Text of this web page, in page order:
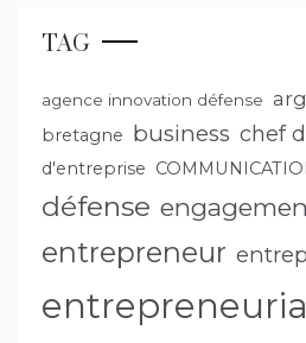
TAG
agence innovation défense
bretagne business chef
d'entreprise
défense
entrepreneur